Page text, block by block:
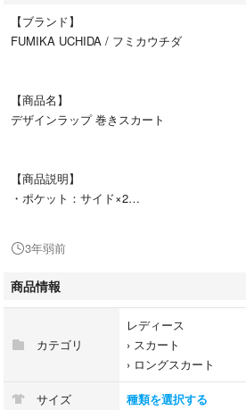
【ブランド】
FUMIKA UCHIDA / フミカウチダ
【商品名】
デザインラップ 巻きスカート
【商品説明】
・ポケット：サイド×2
・裏地：なし
3年弱前
商品情報
カテゴリ
レディース
› スカート
› ロングスカート
サイズ 種類を選択する